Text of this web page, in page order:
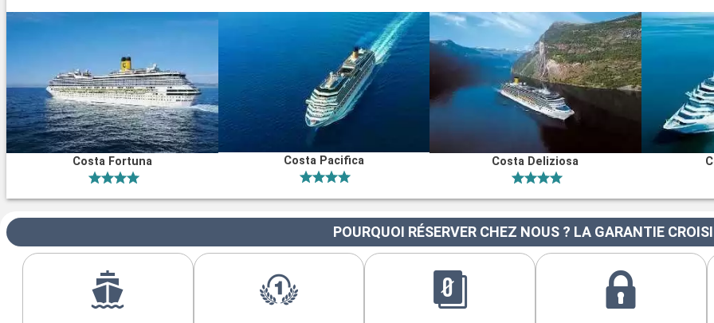
Costa Fortuna Costa Pacifica Costa Deliziosa
POURQUOI RÉSERVER CHEZ NOUS ? LA GARANTIE